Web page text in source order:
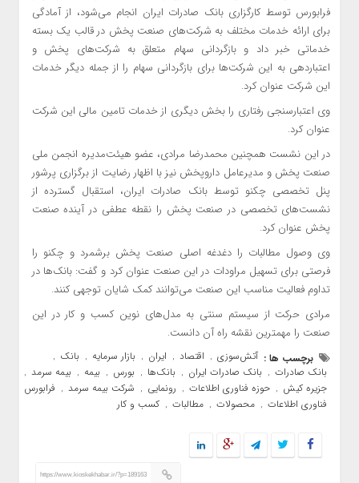
فرابورس توسط کارگزاری بانک صادرات ایران انجام می‌شود، از آمادگی
برای ارائه خدمات مختلف به شرکت‌های صنعت پخش در قالب یک بسته
خدماتی خبر داد و بازگردانی سهام متعلق به شرکت‌های پخش و
اعتباردهی به این شرکت‌ها برای بازگردانی سهام را از جمله دیگر خدمات
این شرکت عنوان کرد.
وی اعتبارسنجی رفتاری را بخش دیگری از خدمات تامین مالی این شرکت
عنوان کرد.
در این نشست همچنین محمدرضا مرادی، عضو هیئت‌مدیره انجمن ملی
صنعت پخش و مدیرعامل داروپخش نیز با اظهار رضایت از برگزاری پرشور
پنل تخصصی چکنو توسط بانک صادرات ایران، استقبال گسترده از
نشست‌های تخصصی در صنعت پخش را نقطه عطفی در آینده صنعت
پخش عنوان کرد.
وی وصول مطالبات را دغدغه اصلی صنعت پخش برشمرد و چکنو را
فرصتی برای تسهیل مراودات در این صنعت عنوان کرد و گفت: بانک‌ها در
تداوم فعالیت مناسب این صنعت می‌توانند کمک شایان توجهی کنند.
مرادی حرکت از سیستم سنتی به مدل‌های نوین کسب و کار در این
صنعت را مهمترین نقشه راه آن دانست.
برچسب ها : آتش‌سوزی , اقتصاد , ایران , بازار سرمایه , بانک ,
بانک صادرات , بانک صادرات ایران , بانک‌ها , بورس , بیمه , بیمه سرمد ,
جزیره کیش , حوزه فناوری اطلاعات , رونمایی , شرکت بیمه سرمد , فرابورس
فناوری اطلاعات , محصولات , مطالبات , کسب و کار
https://www.kioskekhabar.ir/?p=189163